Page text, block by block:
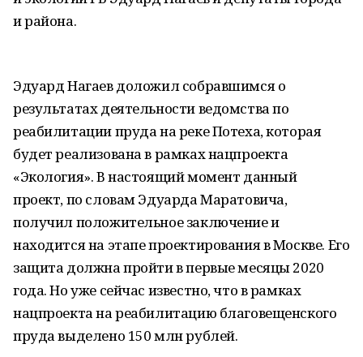
и района.
Эдуард Нагаев доложил собравшимся о
результатах деятельности ведомства по
реабилитации пруда на реке Потеха, которая
будет реализована в рамках нацпроекта
«Экология». В настоящий момент данный
проект, по словам Эдуарда Маратовича,
получил положительное заключение и
находится на этапе проектирования в Москве. Его
защита должна пройти в первые месяцы 2020
года. Но уже сейчас известно, что в рамках
нацпроекта на реабилитацию благовещенского
пруда выделено 150 млн рублей.